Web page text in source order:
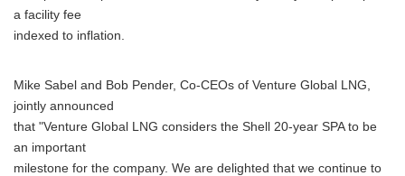
a facility fee
indexed to inflation.
Mike Sabel and Bob Pender, Co-CEOs of Venture Global LNG,
jointly announced
that "Venture Global LNG considers the Shell 20-year SPA to be
an important
milestone for the company. We are delighted that we continue to